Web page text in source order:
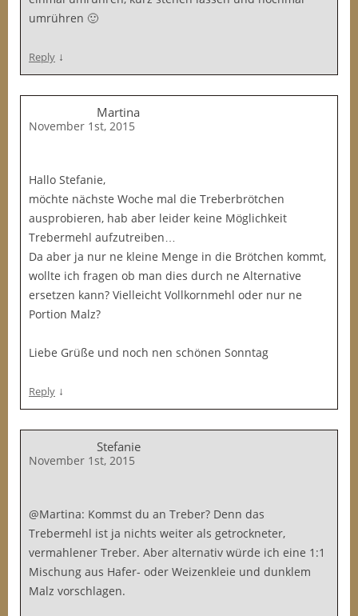
umrühren 🙂
Reply ↓
Martina
November 1st, 2015
Hallo Stefanie,
möchte nächste Woche mal die Treberbrötchen
ausprobieren, hab aber leider keine Möglichkeit
Trebermehl aufzutreiben…
Da aber ja nur ne kleine Menge in die Brötchen kommt,
wollte ich fragen ob man dies durch ne Alternative
ersetzen kann? Vielleicht Vollkornmehl oder nur ne
Portion Malz?
Liebe Grüße und noch nen schönen Sonntag
Reply ↓
Stefanie
November 1st, 2015
@Martina: Kommst du an Treber? Denn das
Trebermehl ist ja nichts weiter als getrockneter,
vermahlener Treber. Aber alternativ würde ich eine 1:1
Mischung aus Hafer- oder Weizenkleie und dunklem
Malz vorschlagen.